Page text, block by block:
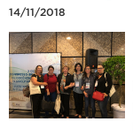
14/11/2018